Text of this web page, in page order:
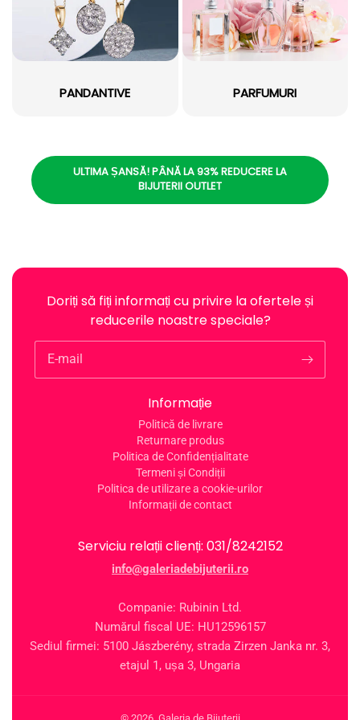
PANDANTIVE PARFUMURI
ULTIMA ȘANSĂ! PÂNĂ LA 93% REDUCERE LA
BIJUTERII OUTLET
Serviciu relații clienți: 031/8242152
info@galeriadebijuterii.ro
Companie: Rubinin Ltd.
Numărul fiscal UE: HU12596157
Sediul firmei: 5100 Jászberény, strada Zirzen Janka nr. 3,
etajul 1, ușa 3, Ungaria
Informație
Politică de livrare
Returnare produs
Politica de Confidențialitate
Termeni și Condiții
Politica de utilizare a cookie-urilor
Informații de contact
Doriți să fiți informați cu privire la ofertele și
reducerile noastre speciale?
E-mail